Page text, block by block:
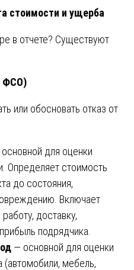
стоимости и ущерба
в отчете? Существуют
ФСО)
или обосновать отказ от
для оценки
Определяет стоимость
до состояния,
Включает
доставку,
подрядчика.
— основной для оценки
мебель,